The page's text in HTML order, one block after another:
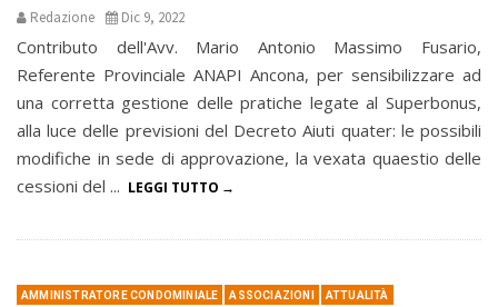
Redazione Dic 9, 2022
Contributo dell'Avv. Mario Antonio Massimo Fusario,
Referente Provinciale ANAPI Ancona, per sensibilizzare ad
una corretta gestione delle pratiche legate al Superbonus,
alla luce delle previsioni del Decreto Aiuti quater: le possibili
modifiche in sede di approvazione, la vexata quaestio delle
cessioni del ... LEGGI TUTTO
AMMINISTRATORE CONDOMINIALE ASSOCIAZIONI ATTUALITÀ